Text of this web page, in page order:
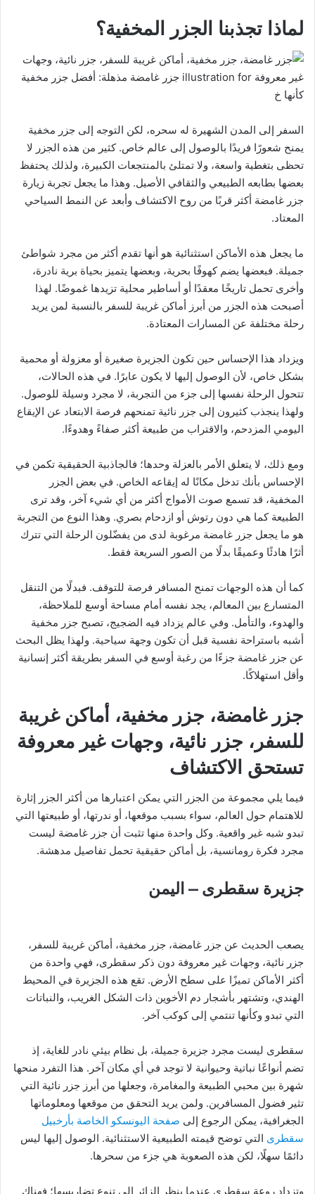
لماذا تجذبنا الجزر المخفية؟
السفر إلى المدن الشهيرة له سحره، لكن التوجه إلى جزر مخفية
يمنح شعورًا فريدًا بالوصول إلى عالم خاص. كثير من هذه الجزر لا
تحظى بتغطية واسعة، ولا تمتلئ بالمنتجعات الكبيرة، ولذلك يحتفظ
بعضها بطابعه الطبيعي والثقافي الأصيل. وهذا ما يجعل تجربة زيارة
جزر غامضة أكثر قربًا من روح الاكتشاف وأبعد عن النمط السياحي
المعتاد.
ما يجعل هذه الأماكن استثنائية هو أنها تقدم أكثر من مجرد شواطئ
جميلة. فبعضها يضم كهوفًا بحرية، وبعضها يتميز بحياة برية نادرة،
وأخرى تحمل تاريخًا معقدًا أو أساطير محلية تزيدها غموضًا. لهذا
أصبحت هذه الجزر من أبرز أماكن غريبة للسفر بالنسبة لمن يريد
رحلة مختلفة عن المسارات المعتادة.
ويزداد هذا الإحساس حين تكون الجزيرة صغيرة أو معزولة أو محمية
بشكل خاص، لأن الوصول إليها لا يكون عابرًا. في هذه الحالات،
تتحول الرحلة نفسها إلى جزء من التجربة، لا مجرد وسيلة للوصول.
ولهذا ينجذب كثيرون إلى جزر نائية تمنحهم فرصة الابتعاد عن الإيقاع
اليومي المزدحم، والاقتراب من طبيعة أكثر صفاءً وهدوءًا.
ومع ذلك، لا يتعلق الأمر بالعزلة وحدها؛ فالجاذبية الحقيقية تكمن في
الإحساس بأنك تدخل مكانًا له إيقاعه الخاص. في بعض الجزر
المخفية، قد تسمع صوت الأمواج أكثر من أي شيء آخر، وقد ترى
الطبيعة كما هي دون رتوش أو ازدحام بصري. وهذا النوع من التجربة
هو ما يجعل جزر غامضة مرغوبة لدى من يفضّلون الرحلة التي تترك
أثرًا هادئًا وعميقًا بدلًا من الصور السريعة فقط.
كما أن هذه الوجهات تمنح المسافر فرصة للتوقف. فبدلًا من التنقل
المتسارع بين المعالم، يجد نفسه أمام مساحة أوسع للملاحظة،
والهدوء، والتأمل. وفي عالم يزداد فيه الضجيج، تصبح جزر مخفية
أشبه باستراحة نفسية قبل أن تكون وجهة سياحية. ولهذا يظل البحث
عن جزر غامضة جزءًا من رغبة أوسع في السفر بطريقة أكثر إنسانية
وأقل استهلاكًا.
جزر غامضة، جزر مخفية، أماكن غريبة
للسفر، جزر نائية، وجهات غير معروفة
تستحق الاكتشاف
فيما يلي مجموعة من الجزر التي يمكن اعتبارها من أكثر الجزر إثارة
للاهتمام حول العالم، سواء بسبب موقعها، أو ندرتها، أو طبيعتها التي
تبدو شبه غير واقعية. وكل واحدة منها تثبت أن جزر غامضة ليست
مجرد فكرة رومانسية، بل أماكن حقيقية تحمل تفاصيل مدهشة.
جزيرة سقطرى – اليمن
يصعب الحديث عن جزر غامضة، جزر مخفية، أماكن غريبة للسفر،
جزر نائية، وجهات غير معروفة دون ذكر سقطرى، فهي واحدة من
أكثر الأماكن تميزًا على سطح الأرض. تقع هذه الجزيرة في المحيط
الهندي، وتشتهر بأشجار دم الأخوين ذات الشكل الغريب، والنباتات
التي تبدو وكأنها تنتمي إلى كوكب آخر.
سقطرى ليست مجرد جزيرة جميلة، بل نظام بيئي نادر للغاية، إذ
تضم أنواعًا نباتية وحيوانية لا توجد في أي مكان آخر. هذا التفرد منحها
شهرة بين محبي الطبيعة والمغامرة، وجعلها من أبرز جزر نائية التي
تثير فضول المسافرين. ولمن يريد التحقق من موقعها ومعلوماتها
الجغرافية، يمكن الرجوع إلى صفحة اليونسكو الخاصة بأرخبيل
سقطرى التي توضح قيمته الطبيعية الاستثنائية. الوصول إليها ليس
دائمًا سهلًا، لكن هذه الصعوبة هي جزء من سحرها.
وتزداد روعة سقطرى عندما ينظر الزائر إلى تنوع تضاريسها؛ فهناك